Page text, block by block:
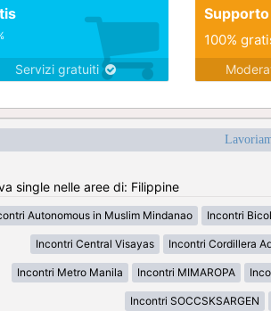
Servizi gratuiti
Supporto
100%
single nelle aree di: Filippine
Autonomous in Muslim Mindanao Incontri Bicol
Incontri Central Visayas Incontri Cordillera
Incontri Metro Manila Incontri MIMAROPA
Incontri SOCCSKSARGEN